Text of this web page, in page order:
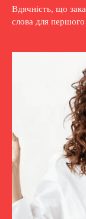
Вдячність, що
слова для першого